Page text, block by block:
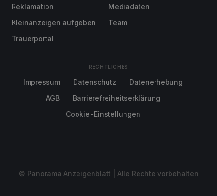
Reklamation
Kleinanzeigen aufgeben
Trauerportal
Mediadaten
Team
RECHTLICHES
Impressum Datenschutz
Datenerhebung
AGB
Barrierefreiheitserklärung
Cookie-Einstellungen
© Panorama Anzeigenblatt | Alle Rechte vorbehalten